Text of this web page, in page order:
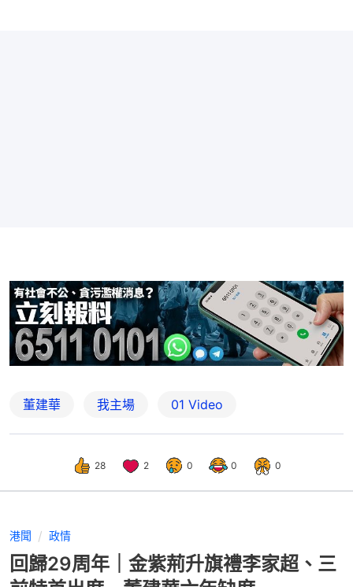
董建華 我主場 01 Video
28 2 0 0 0
港聞 政情
回歸29周年｜金紫荊升旗禮李家超、三